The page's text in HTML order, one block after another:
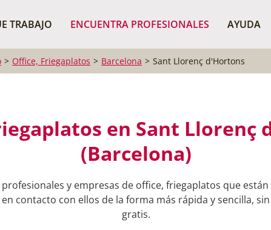
TRABAJO ENCUENTRA PROFESIONALES AYUDA
BUSCAR
Office, Friegaplatos Barcelona Sant Llorenç d'Hortons
en Sant Llorenç
(Barcelona)
y empresas de office, friegaplatos que
contacto con ellos de la forma más rápida y sencilla,
gratis.